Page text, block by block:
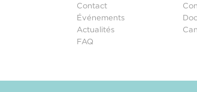
Contact
Événements
Actualités
FAQ